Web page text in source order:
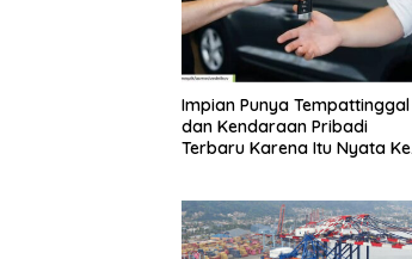
Impian Punya Tempattinggal
dan Kendaraan Pribadi
Terbaru Karena Itu Nyata Ke